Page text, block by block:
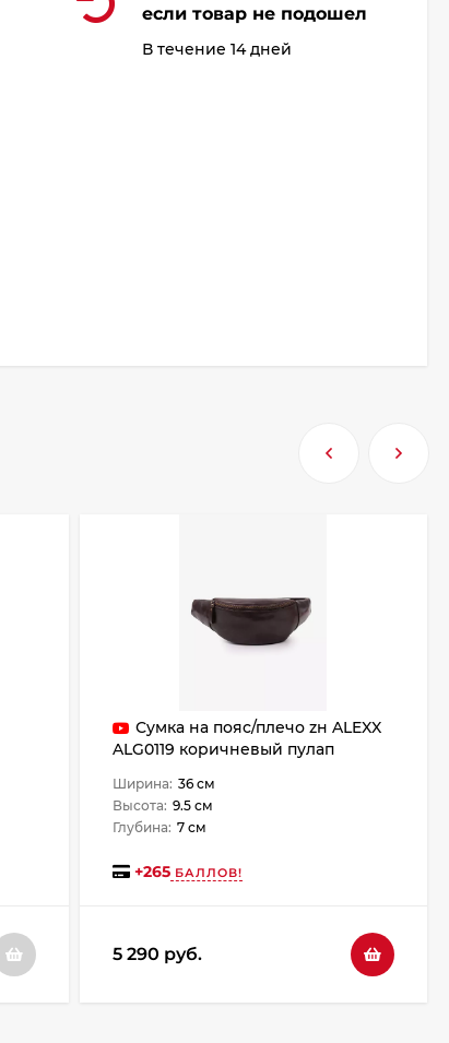
если товар не подошел
В течение 14 дней
Сумка на пояс/плечо zн ALEXX
ALG0119 коричневый пулап
Ширина: 36 см
Высота: 9.5 см
Глубина: 7 см
+265БАЛЛОВ!
5 290 руб.